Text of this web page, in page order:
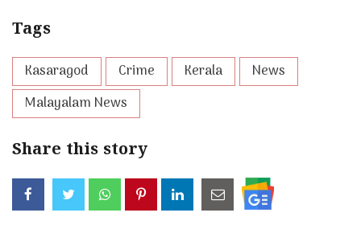
Tags
Kasaragod Crime Kerala
News
Malayalam News
Share this story